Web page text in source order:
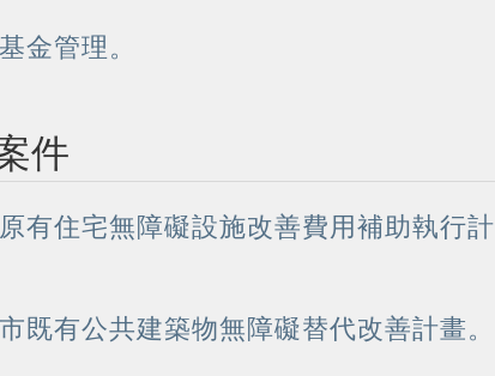
金管理。
件
有住宅無障礙設施改善費用補助執行計
既有公共建築物無障礙替代改善計畫。